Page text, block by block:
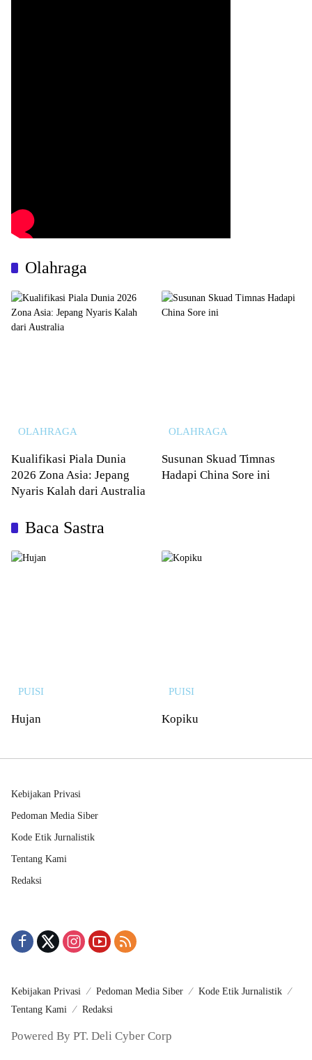
Olahraga
OLAHRAGA
Kualifikasi Piala Dunia
2026 Zona Asia: Jepang
Nyaris Kalah dari Australia
OLAHRAGA
Susunan Skuad Timnas
Hadapi China Sore ini
Baca Sastra
PUISI
Hujan
PUISI
Kopiku
Kebijakan Privasi
Pedoman Media Siber
Kode Etik Jurnalistik
Tentang Kami
Redaksi
Kebijakan Privasi Pedoman Media Siber
Kode Etik Jurnalistik
Tentang Kami
Redaksi
Powered By PT. Deli Cyber Corp